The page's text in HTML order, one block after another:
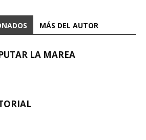
MÁS DEL AUTOR
LA MAREA